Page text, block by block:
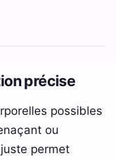
précise
possibles
ou
permet